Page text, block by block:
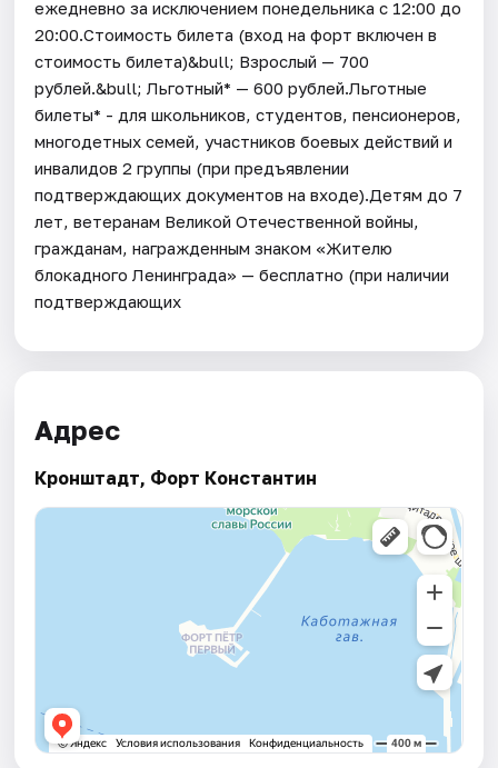
ежедневно за исключением понедельника с 12:00 до
20:00.Стоимость билета (вход на форт включен в
стоимость билета)&bull; Взрослый — 700
рублей.&bull; Льготный* — 600 рублей.Льготные
билеты* - для школьников, студентов, пенсионеров,
многодетных семей, участников боевых действий и
инвалидов 2 группы (при предъявлении
подтверждающих документов на входе).Детям до 7
лет, ветеранам Великой Отечественной войны,
гражданам, награжденным знаком «Жителю
блокадного Ленинграда» — бесплатно (при наличии
подтверждающих
Адрес
Кронштадт, Форт Константин